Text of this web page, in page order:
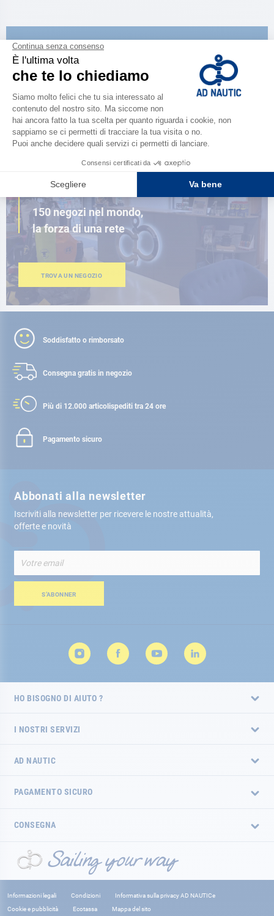
CATALOGARE
Scopri la
SFOGLIA IL CATALOGO
150 negozi nel mondo,
la forza di una rete
TROVA UN NEGOZIO
Soddisfatto o rimborsato
Consegna gratis in negozio
Più di 12.000 articolispediti tra 24 ore
Pagamento sicuro
Abbonati alla newsletter
Iscriviti alla newsletter per ricevere le nostre attualità,
offerte e novità
alla
nostra
Newsletter:S’ABONNER
HO BISOGNO DI AIUTO ?
I NOSTRI SERVIZI
AD NAUTIC
PAGAMENTO SICURO
CONSEGNA
Informazioni legali Condizioni
Informativa sulla privacy AD NAUTICe
Cookie e pubblicità
Ecotassa Mappa del sito